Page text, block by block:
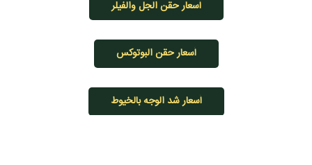
أسعار حقن الجل والفيلر
أسعار حقن البوتوكس
أسعار شد الوجه بالخيوط